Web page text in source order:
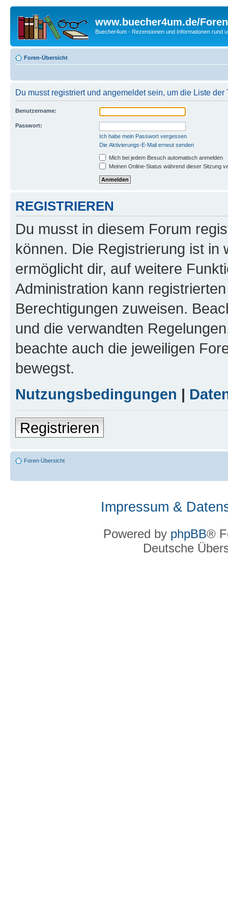
www.buecher4um.de/Foren
Buecher4um - Rezensionen und Informationen rund
Foren-Übersicht
Du musst registriert und angemeldet sein, um die Liste
Benutzername:
Passwort:
Ich habe mein Passwort vergessen
Die Aktivierungs-E-Mail erneut senden
Mich bei jedem Besuch automatisch anmelden
Meinen Online-Status während dieser Sitzung
REGISTRIEREN
Du musst in diesem Forum
können. Die Registrierung ist in
ermöglicht dir, auf weitere
Administration kann
Berechtigungen zuweisen.
und die verwandten
beachte auch die jeweiligen
bewegst.
Nutzungsbedingungen |
Registrieren
Foren-Übersicht
Impressum &
Powered by phpBB®
Deutsche